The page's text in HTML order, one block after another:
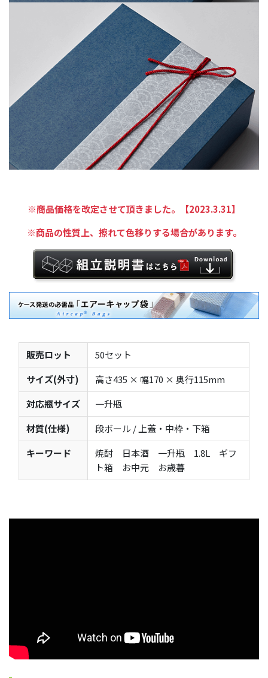
※商品価格を改定させて頂きました。【2023.3.31】
※商品の性質上、擦れて色移りする場合があります。
販売ロット
50セット
サイズ(外寸)
高さ435 × 幅170 × 奥行115mm
対応瓶サイズ
一升瓶
材質(仕様)
段ボール / 上蓋・中枠・下箱
キーワード
焼酎 日本酒 一升瓶 1.8L ギフ
ト箱 お中元 お歳暮